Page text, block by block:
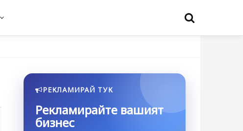
РЕКЛАМИРАЙ ТУК
Рекламирайте вашият
бизнес